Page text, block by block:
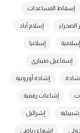
إسقاط المساعدات
الصحراء إسلام آباد
إسلامية إسلانيا
إسماعيل صيباري
إشادة إشادة أوروبية
إشاعات رقمية
إشبييلية إشرائيل
إشعاع رياضي